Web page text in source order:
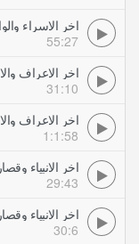
55:27
اخر الاعراف
31:10
اخر الاعراف
1:1:58
29:43
30:6